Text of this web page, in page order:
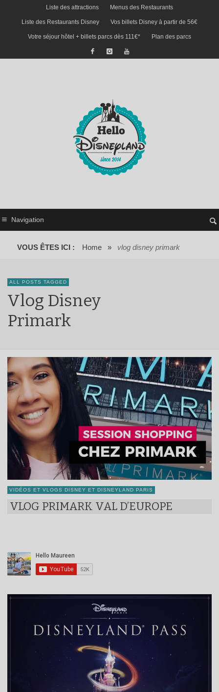
Liste des attractions Menus des Restaurants
Liste des Restaurants Disney Vos billets Disney à partir de 56€
Votre séjour hôtel + billets parcs dès 111€* Plan des parcs
Navigation
VOUS ÊTES ICI : Home » vlog disney primark
ALL POSTS TAGGED
Vlog Disney
Primark
VIDÉOS ET VLOGS DISNEY ET DISNEYLAND PARIS
VLOG PRIMARK VAL D’EUROPE